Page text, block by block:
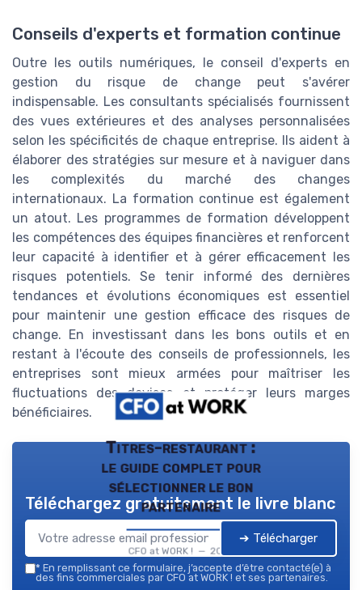
Conseils d'experts et formation continue
Outre les outils numériques, le conseil d'experts en
gestion du risque de change peut s'avérer
indispensable. Les consultants spécialisés fournissent
des vues extérieures et des analyses personnalisées
selon les spécificités de chaque entreprise. Ils aident à
élaborer des stratégies sur mesure et à naviguer dans
les complexités du marché des changes
internationaux. La formation continue est également
un atout. Les programmes de formation développent
les compétences des équipes financières et renforcent
leur capacité à identifier et à gérer efficacement les
risques potentiels. Se tenir informé des dernières
tendances et évolutions économiques est essentiel
pour maintenir une gestion efficace des risques de
change. En investissant dans les bons outils et en
restant à l'écoute des conseils de professionnels, les
entreprises sont mieux armées pour maîtriser les
fluctuations des devises et protéger leurs marges
bénéficiaires.
Titres-restaurant :
le guide complet pour
sélectionner le bon
partenaire
CFO at WORK ! — 2026
Téléchargez gratuitement le livre blanc
➔ Télécharger
* En remplissant ce formulaire, j’accepte d’être contacté(e) à
des fins commerciales par CFO at WORK ! et ses partenaires.